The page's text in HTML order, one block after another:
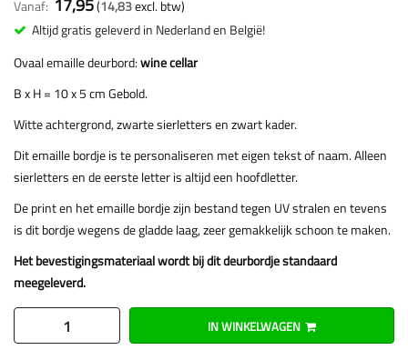
Vanaf 17,95 14,83
Altijd gratis geleverd in Nederland en België!
Ovaal emaille deurbord:wine cellar
B x H = 10 x 5 cm Gebold.
Witte achtergrond, zwarte sierletters en zwart kader.
Dit emaille bordje is te personaliseren met eigen tekst of naam. Alleen
sierletters en de eerste letter is altijd een hoofdletter.
De print en het emaille bordje zijn bestand tegen UV stralen en tevens
is dit bordje wegens de gladde laag, zeer gemakkelijk schoon te maken.
Het bevestigingsmateriaal wordt bij dit deurbordje standaard
meegeleverd.
IN WINKELWAGEN